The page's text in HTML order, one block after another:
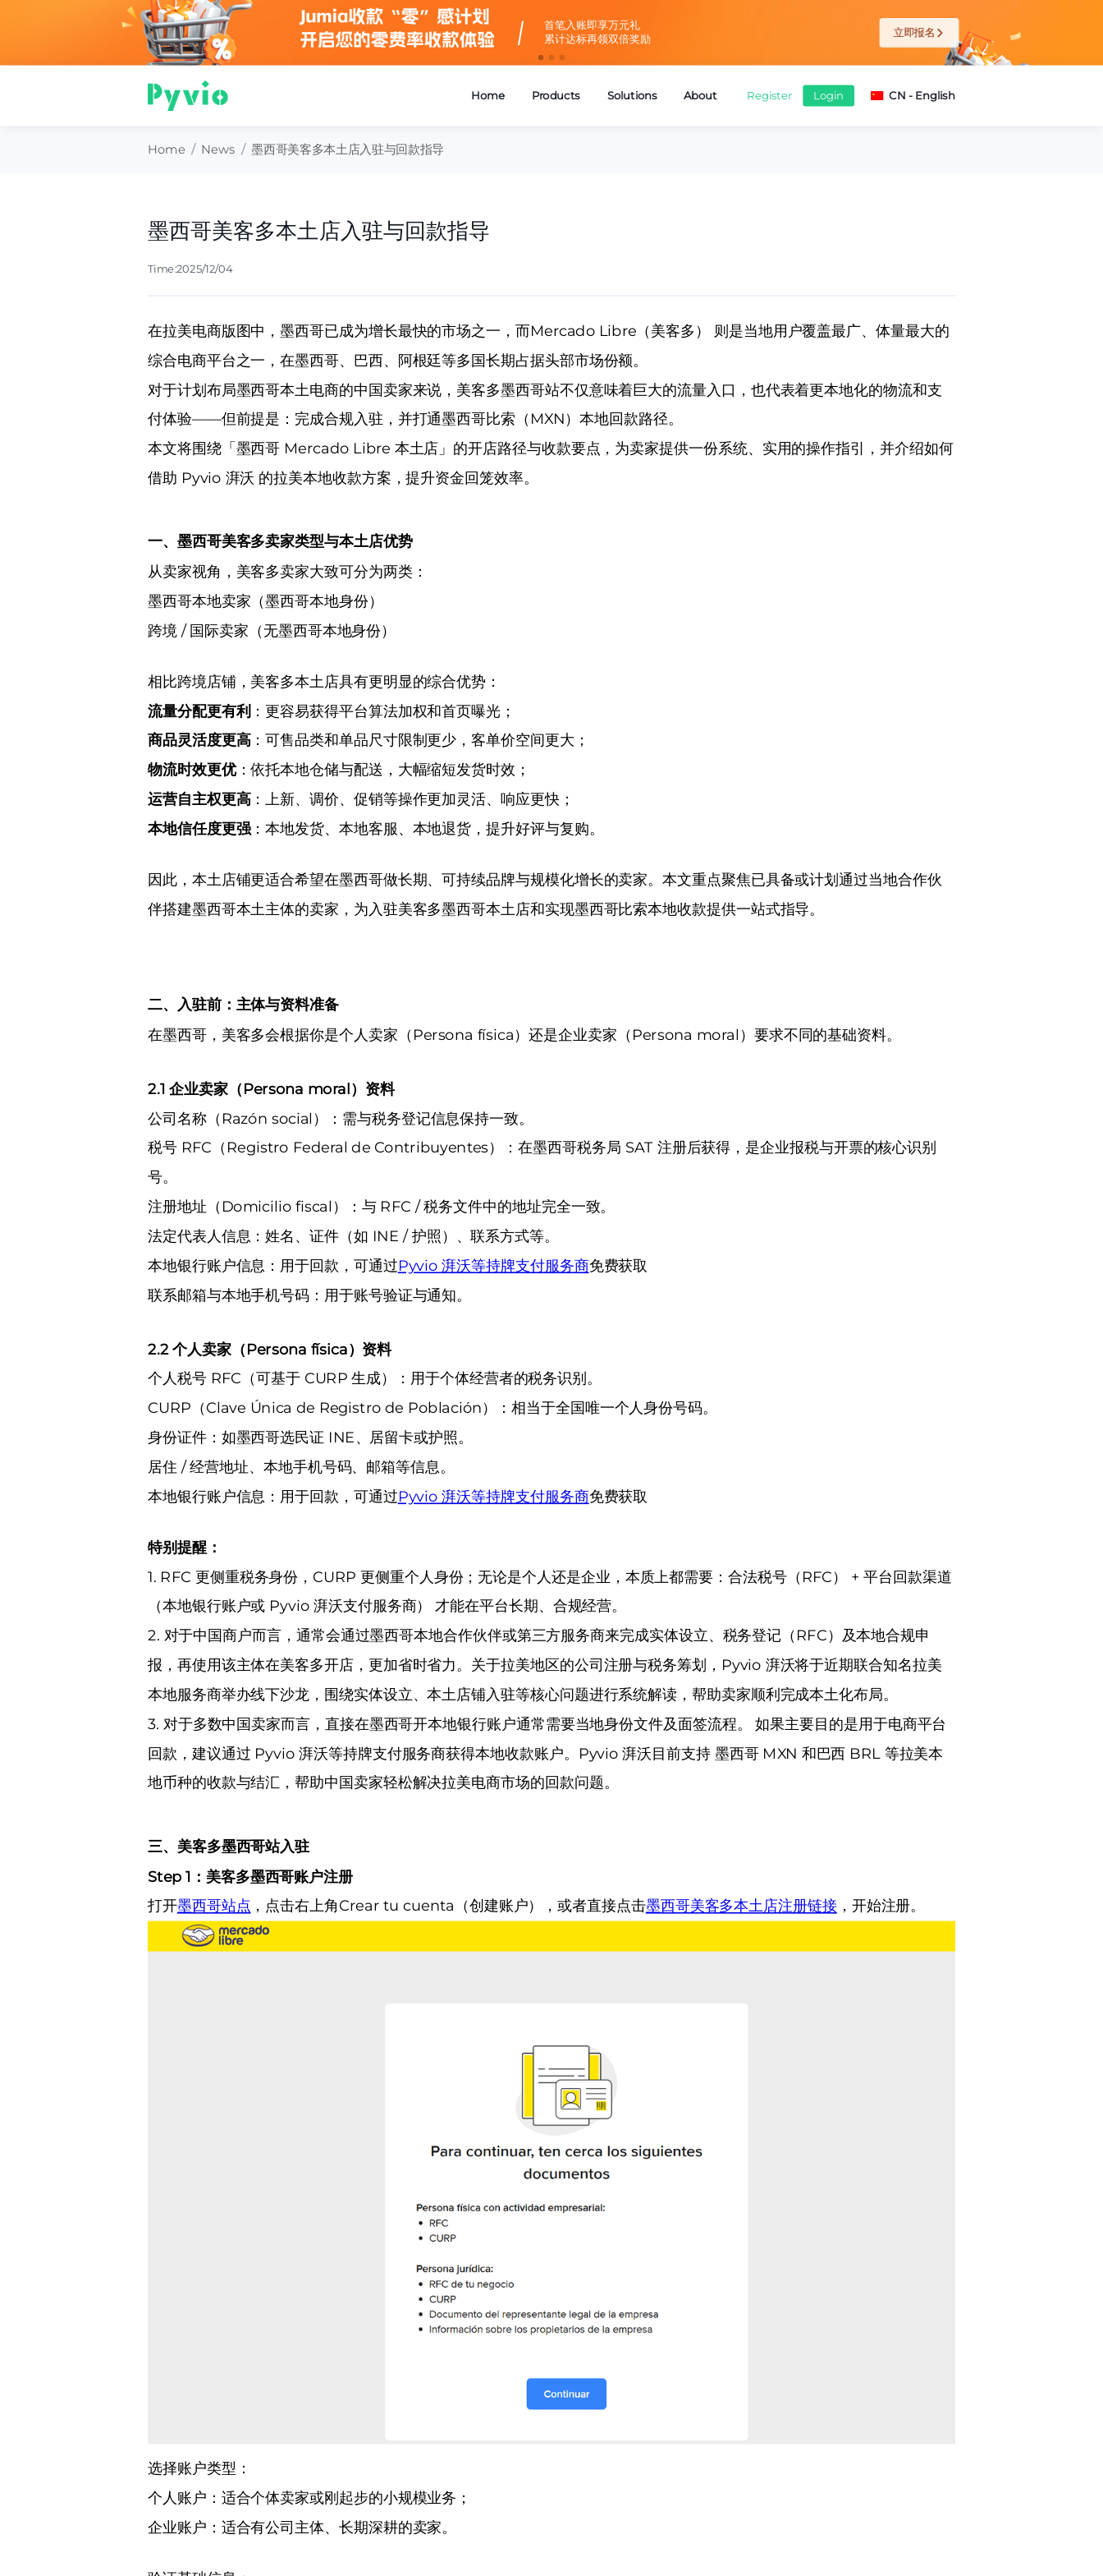
截止2027年1月14日 寻找湃伙伴——
赋能生态伙伴，共创增长新篇章
查看详情
Home / News / 墨西哥美客多本土店入驻与回款指导
墨西哥美客多本土店入驻与回款指导
Time:2025/12/04
在拉美电商版图中，墨西哥已成为增长最快的市场之一，而Mercado Libre（美客多） 则是当地用户覆盖最广、体量最大的
综合电商平台之一，在墨西哥、巴西、阿根廷等多国长期占据头部市场份额。
对于计划布局墨西哥本土电商的中国卖家来说，美客多墨西哥站不仅意味着巨大的流量入口，也代表着更本地化的物流和支
付体验——但前提是：完成合规入驻，并打通墨西哥比索（MXN）本地回款路径。
本文将围绕「墨西哥 Mercado Libre 本土店」的开店路径与收款要点，为卖家提供一份系统、实用的操作指引，并介绍如何
借助 Pyvio 湃沃 的拉美本地收款方案，提升资金回笼效率。
一、墨西哥美客多卖家类型与本土店优势
从卖家视角，美客多卖家大致可分为两类：
墨西哥本地卖家（墨西哥本地身份）
跨境 / 国际卖家（无墨西哥本地身份）
相比跨境店铺，美客多本土店具有更明显的综合优势：
流量分配更有利 ：更容易获得平台算法加权和首页曝光；
商品灵活度更高：可售品类和单品尺寸限制更少，客单价空间更大；
物流时效更优：依托本地仓储与配送，大幅缩短发货时效；
运营自主权更高：上新、调价、促销等操作更加灵活、响应更快；
本地信任度更强：本地发货、本地客服、本地退货，提升好评与复购。
因此，本土店铺更适合希望在墨西哥做长期、可持续品牌与规模化增长的卖家。本文重点聚焦已具备或计划通过当地合作伙
伴搭建墨西哥本土主体的卖家，为入驻美客多墨西哥本土店和实现墨西哥比索本地收款提供一站式指导。
二、入驻前：主体与资料准备
在墨西哥，美客多会根据你是个人卖家（Persona física）还是企业卖家（Persona moral）要求不同的基础资料。
2.1 企业卖家（Persona moral）资料
公司名称（Razón social）：需与税务登记信息保持一致。
税号 RFC（Registro Federal de Contribuyentes）：在墨西哥税务局 SAT 注册后获得，是企业报税与开票的核心识别
号。
注册地址（Domicilio fiscal）：与 RFC / 税务文件中的地址完全一致。
法定代表人信息：姓名、证件（如 INE / 护照）、联系方式等。
本地银行账户信息：用于回款，可通过Pyvio 湃沃等持牌支付服务商免费获取
联系邮箱与本地手机号码：用于账号验证与通知。
2.2 个人卖家（Persona física）资料
个人税号 RFC（可基于 CURP 生成）：用于个体经营者的税务识别。
CURP（Clave Única de Registro de Población）：相当于全国唯一个人身份号码。
身份证件：如墨西哥选民证 INE、居留卡或护照。
居住 / 经营地址、本地手机号码、邮箱等信息。
本地银行账户信息：用于回款，可通过Pyvio 湃沃等持牌支付服务商免费获取
特别提醒：
1. RFC 更侧重税务身份，CURP 更侧重个人身份； 无论是个人还是企业，本质上都需要：合法税号（RFC） + 平台回款渠道
（本地银行账户或 Pyvio 湃沃支付服务商） 才能在平台长期、合规经营。
2. 对于中国商户而言，通常会通过墨西哥本地合作伙伴或第三方服务商来完成实体设立、税务登记（RFC）及本地合规申
报，再使用该主体在美客多开店，更加省时省力。关于拉美地区的公司注册与税务筹划，Pyvio 湃沃将于近期联合知名拉美
本地服务商举办线下沙龙，围绕实体设立、本土店铺入驻等核心问题进行系统解读，帮助卖家顺利完成本土化布局。
3. 对于多数中国卖家而言，直接在墨西哥开本地银行账户通常需要当地身份文件及面签流程。 如果主要目的是用于电商平台
回款，建议通过 Pyvio 湃沃等持牌支付服务商获得本地收款账户。
Pyvio 湃沃目前支持 墨西哥 MXN 和巴西 BRL 等拉美本
地币种的收款与结汇，帮助中国卖家轻松解决拉美电商市场的回款问题。
三、美客多墨西哥站入驻
Step 1：美客多墨西哥账户注册
打开墨西哥站点 ，点击右上角Crear tu cuenta（创建账户），或者直接点击墨西哥美客多本土店注册链接，开始注册。
选择账户类型：
个人账户：适合个体卖家或刚起步的小规模业务；
企业账户：适合有公司主体、长期深耕的卖家。